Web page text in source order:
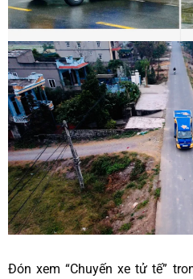
Đón xem “Chuyến xe tử tế”